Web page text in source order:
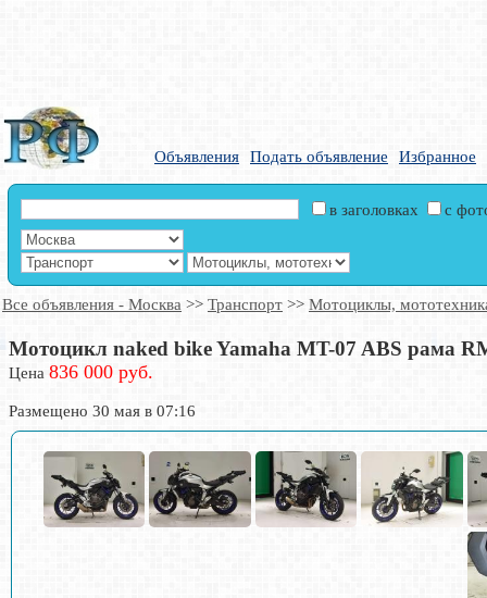
Объявления Подать объявление Избранное
в заголовках с
Все объявления - Москва >> Транспорт >> Мотоциклы,
Мотоцикл naked bike Yamaha MT-07 ABS рама
Цена 836 000 руб.
Размещено 30 мая в 07:16